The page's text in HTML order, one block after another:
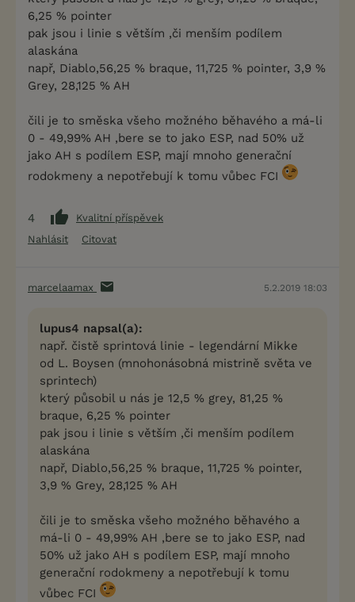
6,25 % pointer
pak jsou i linie s větším ,či menším podílem
alaskána
např, Diablo,56,25 % braque, 11,725 % pointer, 3,9 %
Grey, 28,125 % AH
čili je to směska všeho možného běhavého a má-li
0 - 49,99% AH ,bere se to jako ESP, nad 50% už
jako AH s podílem ESP, mají mnoho generační
rodokmeny a nepotřebují k tomu vůbec FCI
4
Kvalitní příspěvek
Nahlásit
Citovat
marcelaamax 5.2.2019 18:03
lupus4 napsal(a):
např. čistě sprintová linie - legendární Mikke
od L. Boysen (mnohonásobná mistrině světa ve
sprintech)
který působil u nás je 12,5 % grey, 81,25 %
braque, 6,25 % pointer
pak jsou i linie s větším ,či menším podílem
alaskána
např, Diablo,56,25 % braque, 11,725 % pointer,
3,9 % Grey, 28,125 % AH
čili je to směska všeho možného běhavého a
má-li 0 - 49,99% AH ,bere se to jako ESP, nad
50% už jako AH s podílem ESP, mají mnoho
generační rodokmeny a nepotřebují k tomu
vůbec FCI